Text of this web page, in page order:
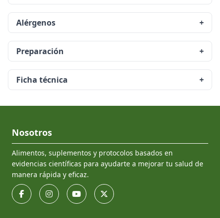
Alérgenos +
Preparación +
Ficha técnica +
Nosotros
Alimentos, suplementos y protocolos basados en
evidencias científicas para ayudarte a mejorar tu salud de
manera rápida y eficaz.